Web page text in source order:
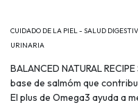
CUIDADO DE LA PIEL - SALUD
URINARIA
BALANCED NATURAL
base de salmóm que
El plus de Omega3 ayuda a